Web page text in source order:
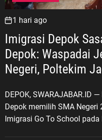
1 hari ago
Imigrasi Depok
Depok: Waspadai
DEPOK, SWARAJABAR.ID
Depok memilih SMA
Imigrasi Go To School